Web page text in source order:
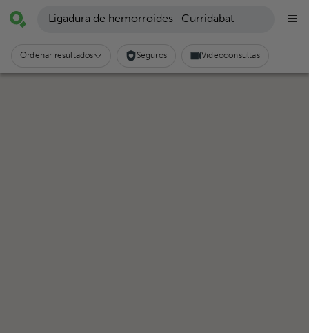
Ligadura de hemorroides · Curridabat
Ordenar resultados Seguros Videoconsultas